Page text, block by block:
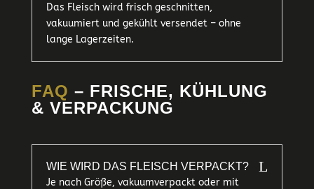
Das Fleisch wird frisch geschnitten,
vakuumiert und gekühlt versendet – ohne
lange Lagerzeiten.
FAQ – FRISCHE, KÜHLUNG
& VERPACKUNG
WIE WIRD DAS FLEISCH VERPACKT? L
Je nach Größe, vakuumverpackt oder mit